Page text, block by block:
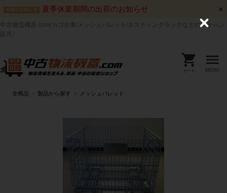
出荷のお知らせ 夏季休業期間の出荷のお知らせ
中古物流機器.com(カゴ台車/メッシュパレット/ネスティングラックなどのマテハン
カート MENU
全商品 製品から探す メッシュパレット
C
e